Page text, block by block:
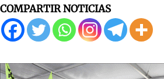
COMPARTIR NOTICIAS